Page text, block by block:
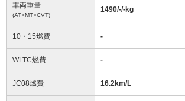
車両重量
(AT×MT×CVT)
1490/-/-kg
10・15燃費 -
WLTC燃費 -
JC08燃費 16.2km/L